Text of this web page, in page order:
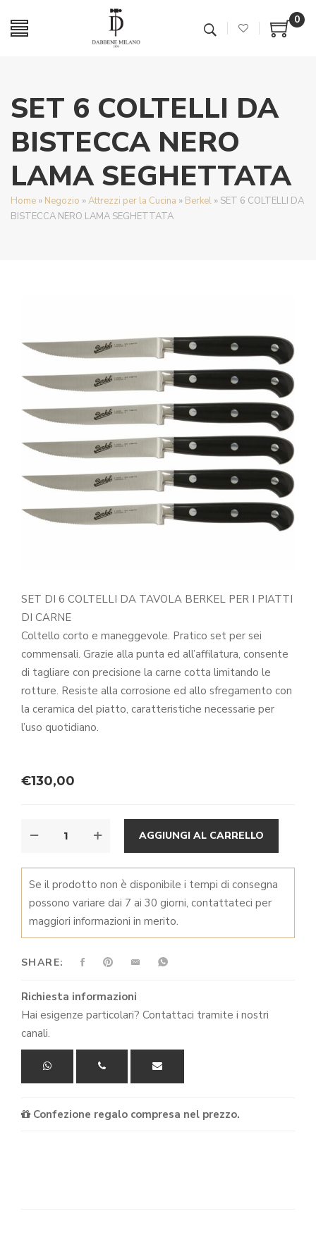
0
SET 6 COLTELLI DA
BISTECCA NERO
LAMA SEGHETTATA
Home » Negozio »Attrezzi per la Cucina » Berkel » SET 6 COLTELLI DA
BISTECCA NERO LAMA SEGHETTATA
SET DI 6 COLTELLI DA TAVOLA BERKEL PER I PIATTI
DI CARNE
Coltello corto e maneggevole. Pratico set per sei
commensali. Grazie alla punta ed all’affilatura, consente
di tagliare con precisione la carne cotta limitando le
rotture. Resiste alla corrosione ed allo sfregamento con
la ceramica del piatto, caratteristiche necessarie per
l’uso quotidiano.
€130,00
DA
BISTECCA
NERO
LAMA
QUANTITÀ
AGGIUNGI AL CARRELLO
Se il prodotto non è disponibile i tempi di consegna
possono variare dai 7 ai 30 giorni, contattateci per
maggiori informazioni in merito.
SHARE:
Richiesta informazioni
Hai esigenze particolari? Contattaci tramite i nostri
canali.
Confezione regalo compresa nel prezzo.